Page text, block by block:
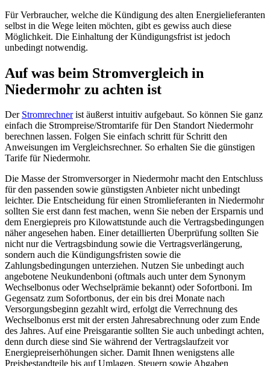
Für Verbraucher, welche die Kündigung des alten Energielieferanten
selbst in die Wege leiten möchten, gibt es gewiss auch diese
Möglichkeit. Die Einhaltung der Kündigungsfrist ist jedoch
unbedingt notwendig.
Auf was beim Stromvergleich in
Niedermohr zu achten ist
Der Stromrechnerist äußerst intuitiv aufgebaut. So können Sie ganz
einfach die Strompreise/Stromtarife für Den Standort Niedermohr
berechnen lassen. Folgen Sie einfach schritt für Schritt den
Anweisungen im Vergleichsrechner. So erhalten Sie die günstigen
Tarife für Niedermohr.
Die Masse der Stromversorger in Niedermohr macht den Entschluss
für den passenden sowie günstigsten Anbieter nicht unbedingt
leichter. Die Entscheidung für einen Stromlieferanten in Niedermohr
sollten Sie erst dann fest machen, wenn Sie neben der Ersparnis und
dem Energiepreis pro Kilowattstunde auch die Vertragsbedingungen
näher angesehen haben. Einer detaillierten Überprüfung sollten Sie
nicht nur die Vertragsbindung sowie die Vertragsverlängerung,
sondern auch die Kündigungsfristen sowie die
Zahlungsbedingungen unterziehen. Nutzen Sie unbedingt auch
angebotene Neukundenboni (oftmals auch unter dem Synonym
Wechselbonus oder Wechselprämie bekannt) oder Sofortboni. Im
Gegensatz zum Sofortbonus, der ein bis drei Monate nach
Versorgungsbeginn gezahlt wird, erfolgt die Verrechnung des
Wechselbonus erst mit der ersten Jahresabrechnung oder zum Ende
des Jahres. Auf eine Preisgarantie sollten Sie auch unbedingt achten,
denn durch diese sind Sie während der Vertragslaufzeit vor
Energiepreiserhöhungen sicher. Damit Ihnen wenigstens alle
Preisbestandteile bis auf Umlagen, Steuern sowie Abgaben